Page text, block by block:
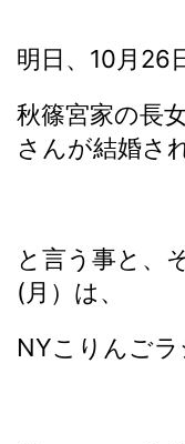
明日、10月26
秋篠宮家の長
さんが結婚さ
と言う事と、
(月）は、
NYこりんごラ